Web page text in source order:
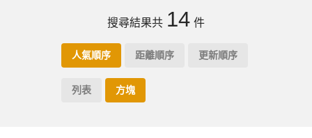
搜尋結果共 14 件
人氣順序 距離順序 更新順序
列表 方塊